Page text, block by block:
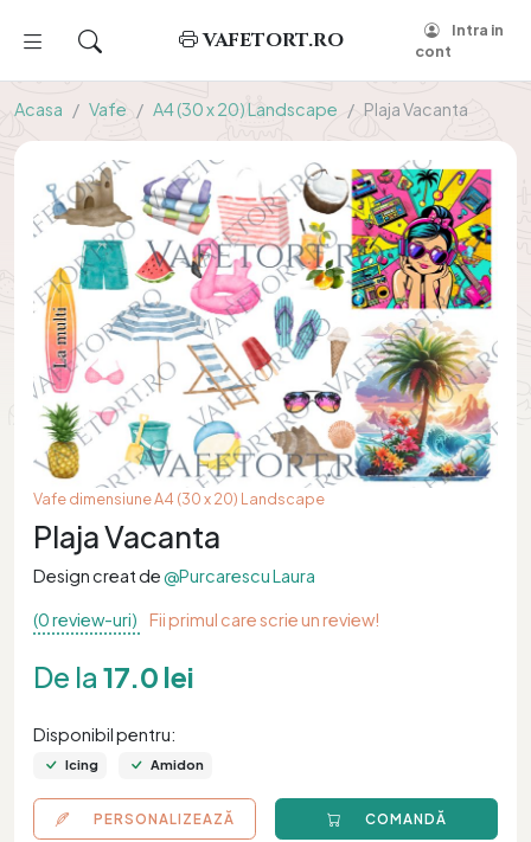
VAFETORT.RO
Intra in
cont
Acasa Vafe A4 (30 x 20) Landscape Plaja Vacanta
Vafe dimensiune A4 (30 x 20) Landscape
Plaja Vacanta
Design creat de@Purcarescu Laura
(0 review-uri) Fii primul care scrie un review!
De la 17.0 lei
Disponibil pentru:
Icing Amidon
PERSONALIZEAZĂ COMANDĂ